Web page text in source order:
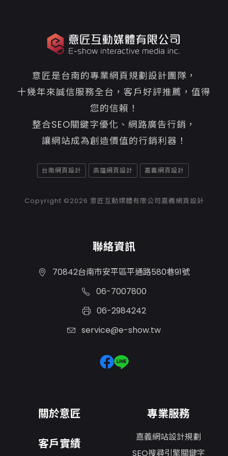
意匠是台南的專業網頁規劃設計團隊，
十幾年來誠信服務全台，客戶好評推薦，值得
您的信賴！
整合SEO關鍵字優化、網路廣告行銷，
讓網站成為創造價值的行銷利器！
台南網頁設計 高雄網頁設計 嘉義網頁設計
Copyright ©2026 意匠互動媒體有限公司嘉義網頁設計
聯絡資訊
70842台南市安平區平通路580巷91號
06-7007800
06-2984242
service@e-show.tw
關於意匠
客戶實績
專業服務
嘉義網站設計規劃
SEO搜尋引擎關鍵字